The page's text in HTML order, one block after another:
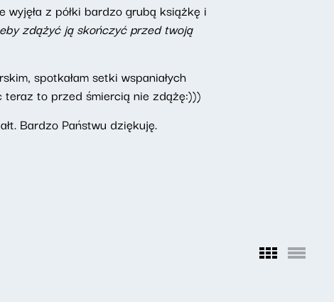
wyjęła z półki bardzo grubą książkę i
zdążyć ją skończyć przed twoją
spotkałam setki wspaniałych
teraz to przed śmiercią nie zdążę:)))
Bardzo Państwu dziękuję.